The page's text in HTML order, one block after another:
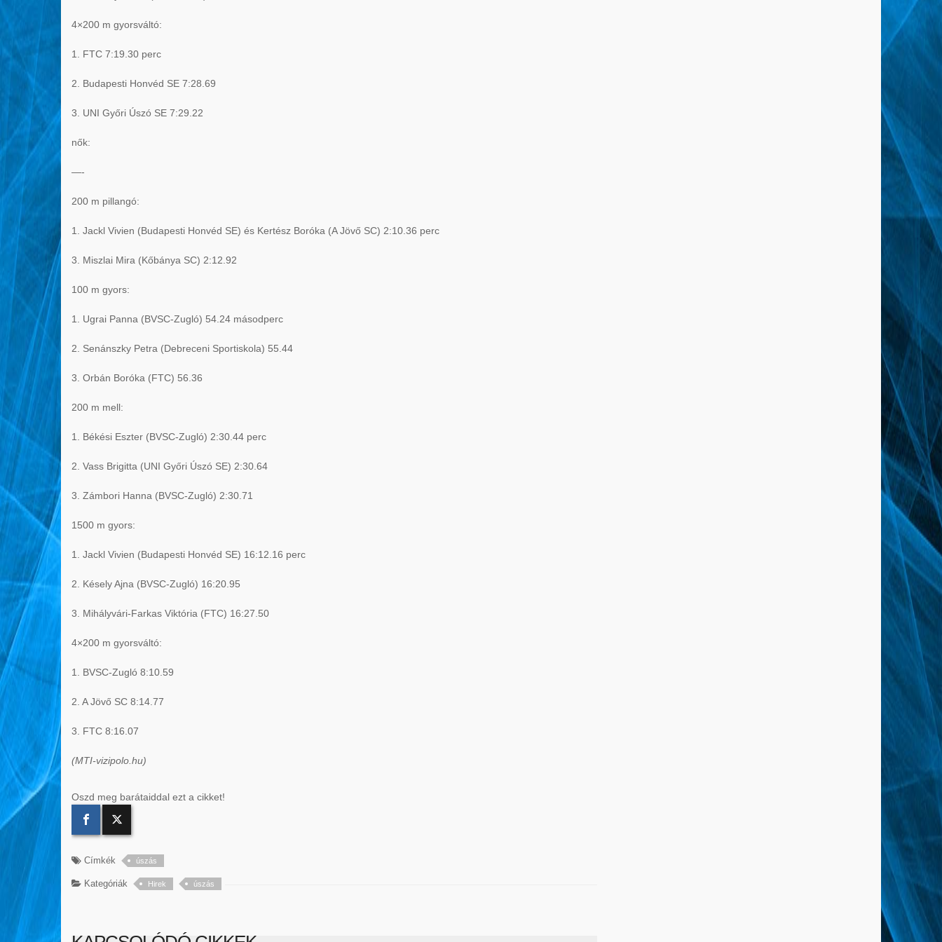
4×200 m gyorsváltó:
1. FTC 7:19.30 perc
2. Budapesti Honvéd SE 7:28.69
3. UNI Győri Úszó SE 7:29.22
nők:
—-
200 m pillangó:
1. Jackl Vivien (Budapesti Honvéd SE) és Kertész Boróka (A Jövő SC) 2:10.36 perc
3. Miszlai Mira (Kőbánya SC) 2:12.92
100 m gyors:
1. Ugrai Panna (BVSC-Zugló) 54.24 másodperc
2. Senánszky Petra (Debreceni Sportiskola) 55.44
3. Orbán Boróka (FTC) 56.36
200 m mell:
1. Békési Eszter (BVSC-Zugló) 2:30.44 perc
2. Vass Brigitta (UNI Győri Úszó SE) 2:30.64
3. Zámbori Hanna (BVSC-Zugló) 2:30.71
1500 m gyors:
1. Jackl Vivien (Budapesti Honvéd SE) 16:12.16 perc
2. Késely Ajna (BVSC-Zugló) 16:20.95
3. Mihályvári-Farkas Viktória (FTC) 16:27.50
4×200 m gyorsváltó:
1. BVSC-Zugló 8:10.59
2. A Jövő SC 8:14.77
3. FTC 8:16.07
(MTI-vizipolo.hu)
Oszd meg barátaiddal ezt a cikket!
Címkék úszás
Kategóriák Hirek úszás